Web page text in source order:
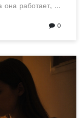
она работает, а
0